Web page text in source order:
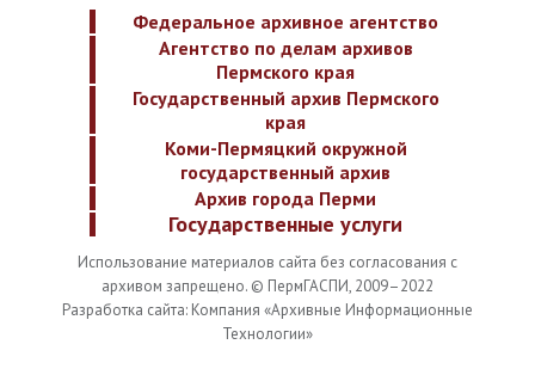
Федеральное архивное агентство
Агентство по делам архивов
Пермского края
Государственный архив Пермского
края
Коми-Пермяцкий окружной
государственный архив
Архив города Перми
Государственные услуги
Использование материалов сайта без согласования с
архивом запрещено. © ПермГАСПИ, 2009–2022
Разработка сайта: Компания «Архивные Информационные
Технологии»